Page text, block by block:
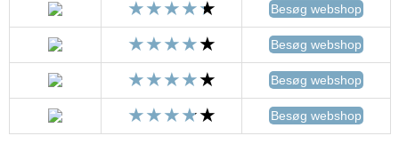
Besøg webshop
Besøg webshop
Besøg webshop
Besøg webshop